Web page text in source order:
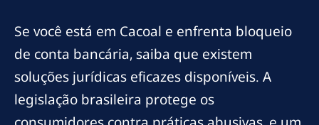
Se você está em Cacoal e enfrenta bloqueio
de conta bancária, saiba que existem
soluções jurídicas eficazes disponíveis. A
legislação brasileira protege os